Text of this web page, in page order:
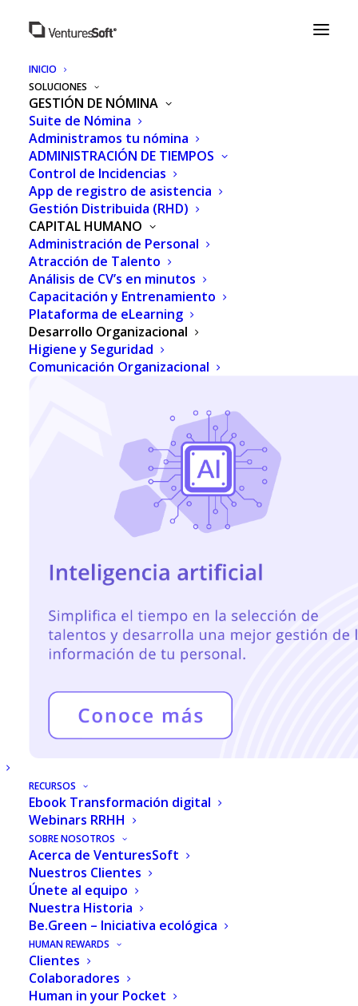
INICIO
SOLUCIONES
GESTIÓN DE NÓMINA
Suite de Nómina
Administramos tu nómina
ADMINISTRACIÓN DE TIEMPOS
Control de Incidencias
App de registro de asistencia
Gestión Distribuida (RHD)
CAPITAL HUMANO
Administración de Personal
Atracción de Talento
Análisis de CV’s en minutos
Capacitación y Entrenamiento
Plataforma de eLearning
Desarrollo Organizacional
Higiene y Seguridad
Comunicación Organizacional
Inteligencia
artificialRECURSOS
Ebook Transformación digital
Webinars RRHH
SOBRE NOSOTROS
Acerca de VenturesSoft
Nuestros Clientes
Únete al equipo
Nuestra Historia
Be.Green – Iniciativa ecológica
HUMAN REWARDS
Clientes
Colaboradores
Human in your Pocket
¡La herramienta que
necesitas para llevar el
talento de tu equipo al
siguiente nivel!
Human Desarrollo Organizacional te ayuda a
de evaluaciones e identificando áreas de
oportunidad con el DNC y mejorando el clima
organizacional. Además, con notificaciones de
tareas, tendrás un seguimiento fácil y efectivo.
Es la solución ideal para potenciar el desarrollo de
habilidades y asegurar el éxito de tu equipo y de la